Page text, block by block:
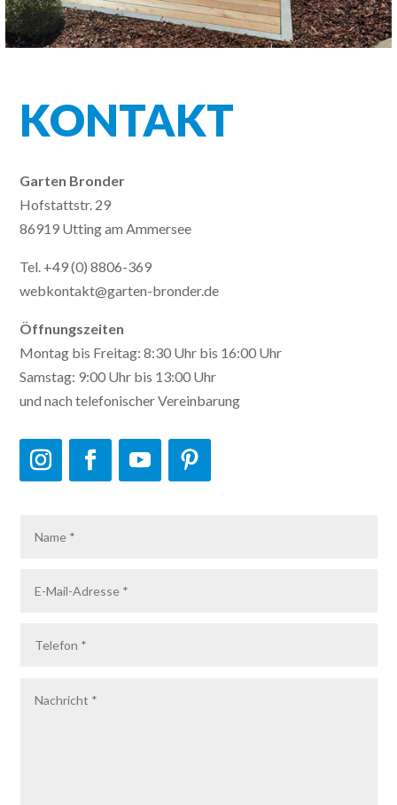
KONTAKT
Garten Bronder
Hofstattstr. 29
86919 Utting am Ammersee
Tel. +49 (0) 8806-369
webkontakt@garten-bronder.de
Öffnungszeiten
Montag bis Freitag: 8:30 Uhr bis 16:00 Uhr
Samstag: 9:00 Uhr bis 13:00 Uhr
und nach telefonischer Vereinbarung